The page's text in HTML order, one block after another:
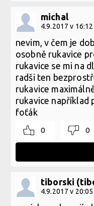
michal
4.9.2017 v 16:12
nevim, v čem je
osobně rukavice
rukavice se mi na
radši ten
rukavice
rukavice například
foťák
0 0
tiborski
4.9.2017 v 20:05